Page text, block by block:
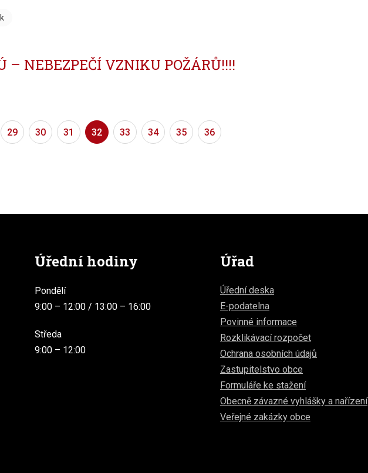
– NEBEZPEČÍ VZNIKU POŽÁRŮ!!!!
29 30 31 32 33 34 35 36
Úřední hodiny
Pondělí
9:00 – 12:00 / 13:00 – 16:00
Středa
9:00 – 12:00
Úřad
Úřední deska
E-podatelna
Povinné informace
Rozklikávací rozpočet
Ochrana osobních údajů
Zastupitelstvo obce
Formuláře ke stažení
Obecně závazné vyhlášky a nařízení
Veřejné zakázky obce